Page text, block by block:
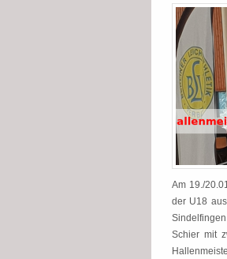
Am 19./
der U18
Schier mit